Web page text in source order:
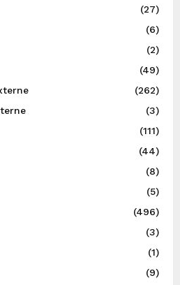
(27)
(6)
(2)
(49)
(262)
(3)
(111)
(44)
(8)
(5)
(496)
(3)
(1)
(9)